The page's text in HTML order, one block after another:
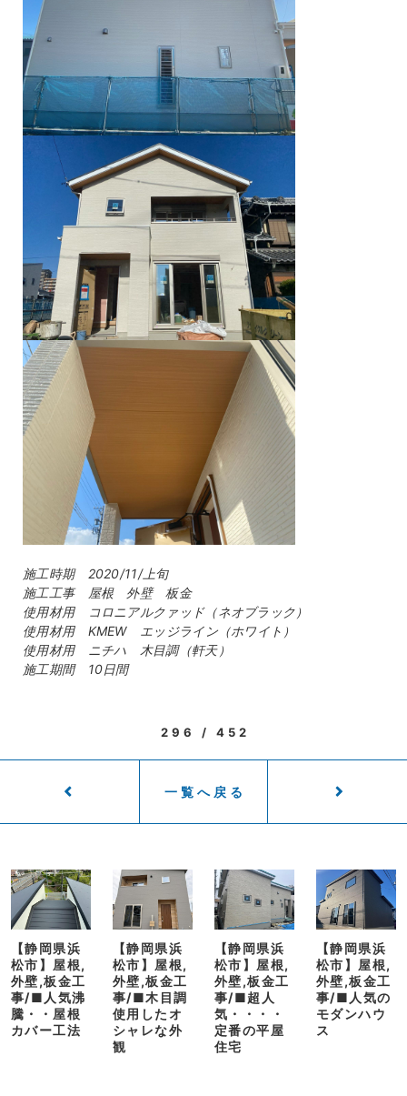
施工時期 2020/11/上旬
施工工事 屋根 外壁 板金
使用材用 コロニアルクァッド（ネオブラック）
使用材用 KMEW エッジライン（ホワイト）
使用材用 ニチハ 木目調（軒天）
施工期間 10日間
296 / 452
一覧へ戻る
【静岡県浜
松市】屋根,
外壁,板金工
事/■人気沸
騰・・屋根
カバー工法
【静岡県浜
松市】屋根,
外壁,板金工
事/■木目調
使用したオ
シャレな外
観
【静岡県浜
松市】屋根,
外壁,板金工
事/■超人
気・・・・
定番の平屋
住宅
【静岡県浜
松市】屋根,
外壁,板金工
事/■人気の
モダンハウ
ス